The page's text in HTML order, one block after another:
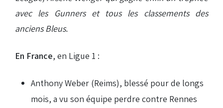
avec les Gunners et tous les classements des
anciens Bleus.
En France, en Ligue 1 :
Anthony Weber (Reims), blessé pour de longs
mois, a vu son équipe perdre contre Rennes